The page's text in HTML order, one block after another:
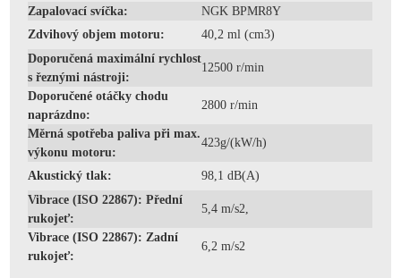
Zapalovací svíčka:
NGK BPMR8Y
Zdvihový objem motoru:
40,2 ml (cm3)
Doporučená maximální rychlost
s řeznými nástroji:
12500 r/min
Doporučené otáčky chodu
naprázdno:
2800 r/min
Měrná spotřeba paliva při max.
výkonu motoru:
423g/(kW/h)
Akustický tlak:
98,1 dB(A)
Vibrace (ISO 22867): Přední
rukojeť:
5,4 m/s2,
Vibrace (ISO 22867): Zadní
rukojeť:
6,2 m/s2